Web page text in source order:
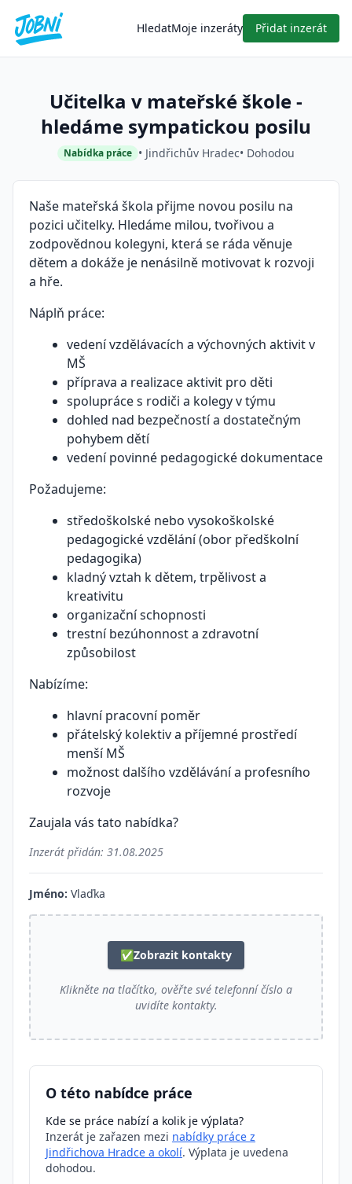
HledatMoje inzeráty Přidat inzerát
Učitelka v mateřské škole -
hledáme sympatickou posilu
Nabídka práce • Jindřichův Hradec• Dohodou
Naše mateřská škola přijme novou posilu na
pozici učitelky. Hledáme milou, tvořivou a
zodpovědnou kolegyni, která se ráda věnuje
dětem a dokáže je nenásilně motivovat k rozvoji
a hře.
Náplň práce:
vedení vzdělávacích a výchovných aktivit v
MŠ
příprava a realizace aktivit pro děti
spolupráce s rodiči a kolegy v týmu
dohled nad bezpečností a dostatečným
pohybem dětí
vedení povinné pedagogické dokumentace
Požadujeme:
středoškolské nebo vysokoškolské
pedagogické vzdělání (obor předškolní
pedagogika)
kladný vztah k dětem, trpělivost a
kreativitu
organizační schopnosti
trestní bezúhonnost a zdravotní
způsobilost
Nabízíme:
hlavní pracovní poměr
přátelský kolektiv a příjemné prostředí
menší MŠ
možnost dalšího vzdělávání a profesního
rozvoje
Zaujala vás tato nabídka?
Inzerát přidán: 31.08.2025
Jméno: Vlaďka
✅Zobrazit kontakty
Klikněte na tlačítko, ověřte své telefonní číslo a
uvidíte kontakty.
O této nabídce práce
Kde se práce nabízí a kolik je výplata?
Inzerát je zařazen mezi nabídky práce z
Jindřichova Hradce a okolí. Výplata je uvedena
dohodou.